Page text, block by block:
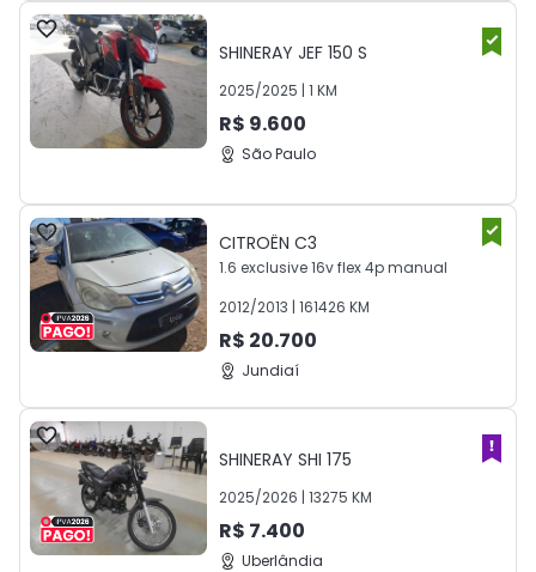
SHINERAY JEF 150 S
2025/2025 | 1 KM
R$ 9.600
São Paulo
CITROËN C3
1.6 exclusive 16v flex 4p manual
2012/2013 | 161426 KM
R$ 20.700
Jundiaí
SHINERAY SHI 175
2025/2026 | 13275 KM
R$ 7.400
Uberlândia